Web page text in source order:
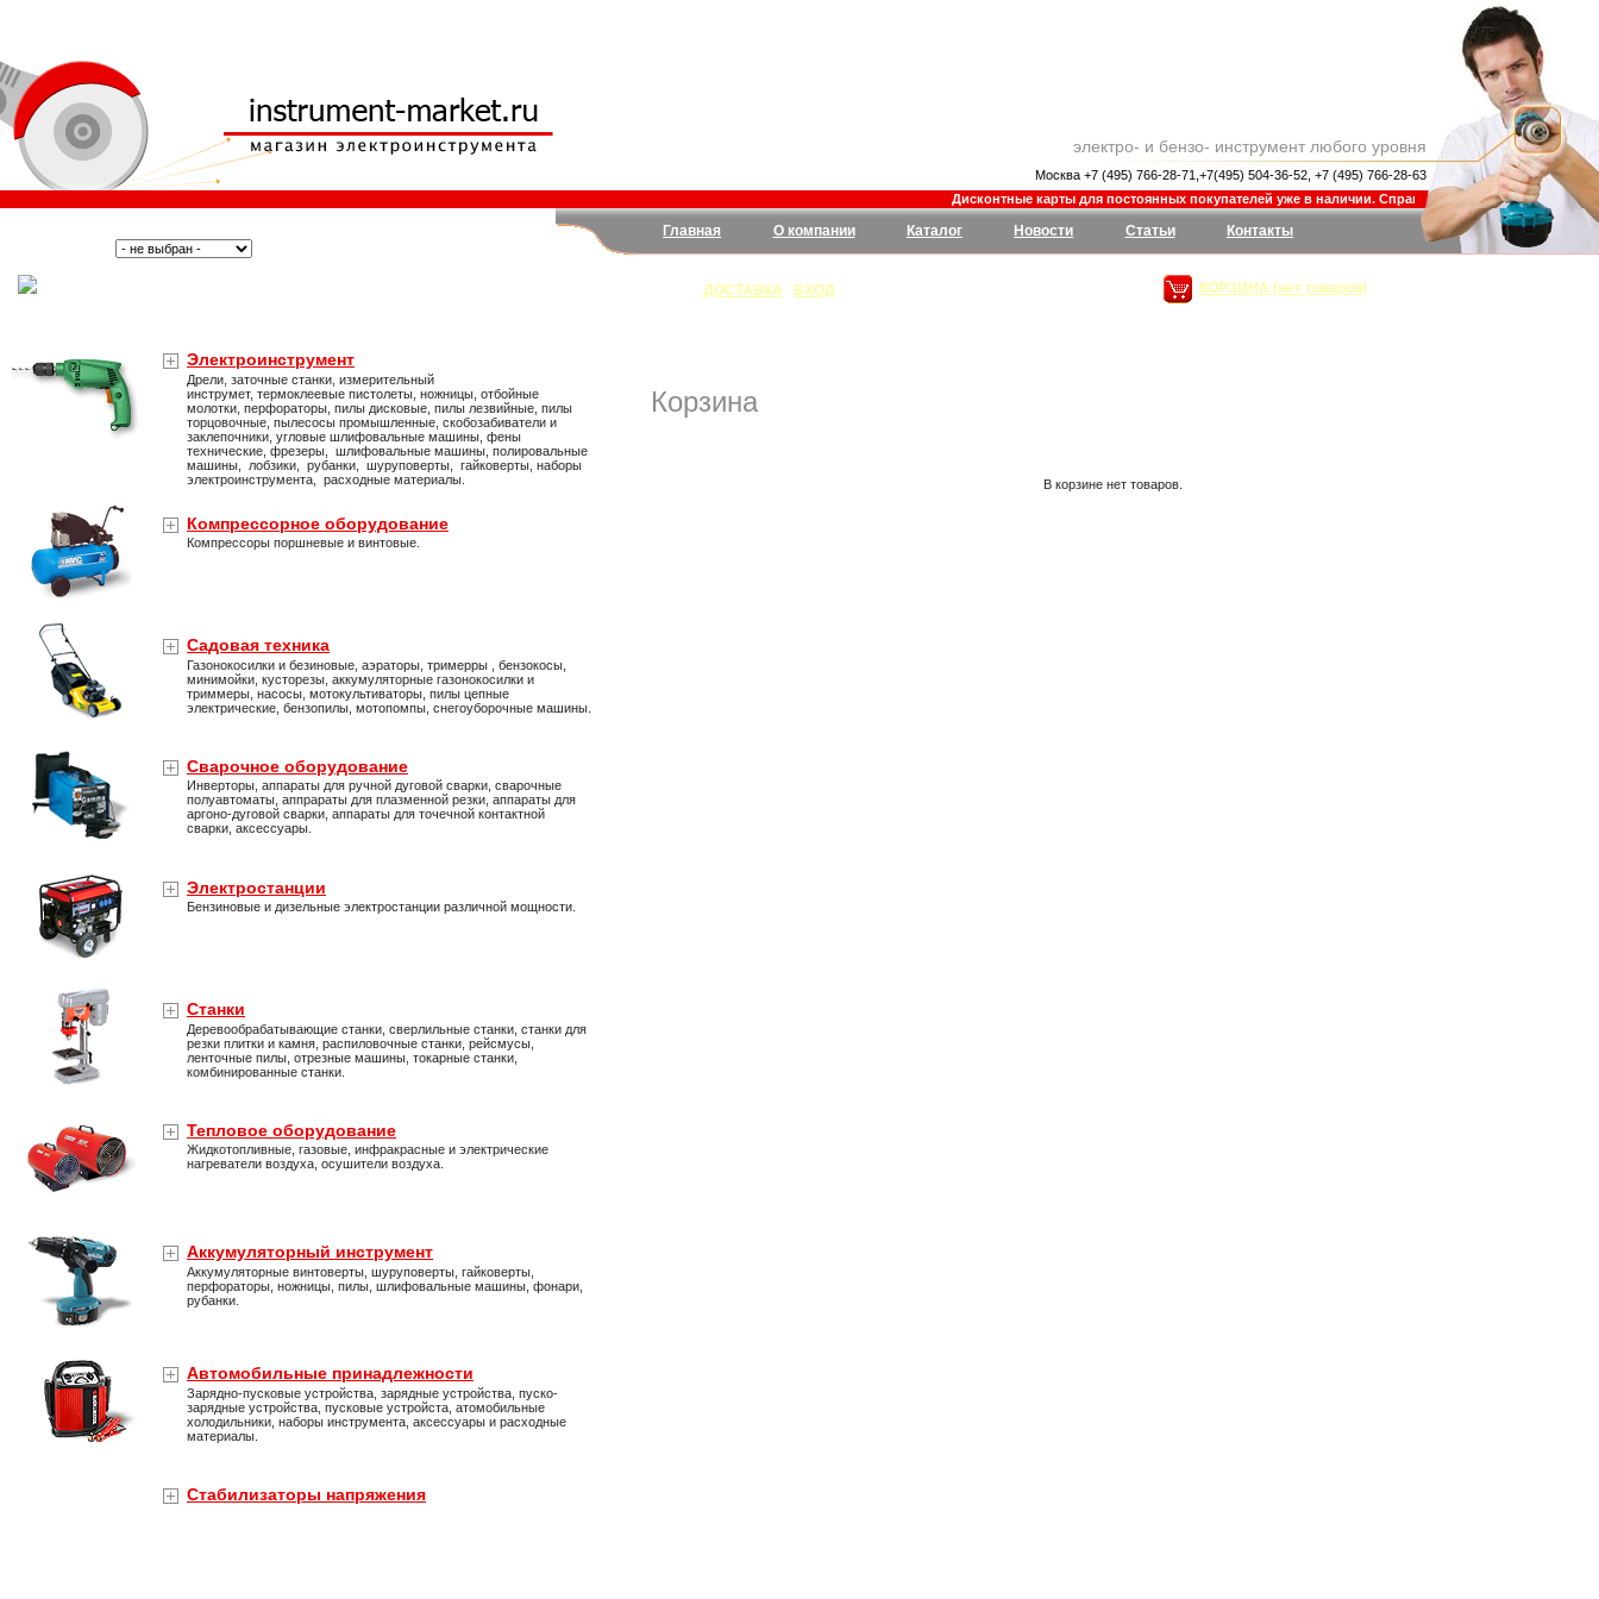
электро- и бензо- инструмент любого уровня
Москва +7 (495) 766-28-71,+7(495) 504-36-52, +7 (495) 766-28-63
Дисконтные карты для постоянных покупателей уже в наличии. Спрашивайте у наших
Главная О компании Каталог Новости Статьи Контакты
ДОСТАВКА ВХОД КОРЗИНА (нет товаров)
Электроинструмент
Дрели, заточные станки, измерительный
инструмет, термоклеевые пистолеты, ножницы, отбойные
молотки, перфораторы, пилы дисковые, пилы лезвийные, пилы
торцовочные, пылесосы промышленные, скобозабиватели и
заклепочники, угловые шлифовальные машины, фены
технические, фрезеры, шлифовальные машины, полировальные
машины, лобзики, рубанки, шуруповерты, гайковерты, наборы
электроинструмента, расходные материалы.
Компрессорное оборудование
Компрессоры поршневые и винтовые.
Садовая техника
Газонокосилки и безиновые, аэраторы, тримерры , бензокосы,
минимойки, кусторезы, аккумуляторные газонокосилки и
триммеры, насосы, мотокультиваторы, пилы цепные
электрические, бензопилы, мотопомпы, снегоуборочные машины.
Сварочное оборудование
Инверторы, аппараты для ручной дуговой сварки, сварочные
полуавтоматы, аппрараты для плазменной резки, аппараты для
аргоно-дуговой сварки, аппараты для точечной контактной
сварки, аксессуары.
Электростанции
Бензиновые и дизельные электростанции различной мощности.
Станки
Деревообрабатывающие станки, сверлильные станки, станки для
резки плитки и камня, распиловочные станки, рейсмусы,
ленточные пилы, отрезные машины, токарные станки,
комбинированные станки.
Тепловое оборудование
Жидкотопливные, газовые, инфракрасные и электрические
нагреватели воздуха, осушители воздуха.
Аккумуляторный инструмент
Аккумуляторные винтоверты, шуруповерты, гайковерты,
перфораторы, ножницы, пилы, шлифовальные машины, фонари,
рубанки.
Автомобильные принадлежности
Зарядно-пусковые устройства, зарядные устройства, пуско-
зарядные устройства, пусковые устройста, атомобильные
холодильники, наборы инструмента, аксессуары и расходные
материалы.
Стабилизаторы напряжения
Корзина
В корзине нет товаров.